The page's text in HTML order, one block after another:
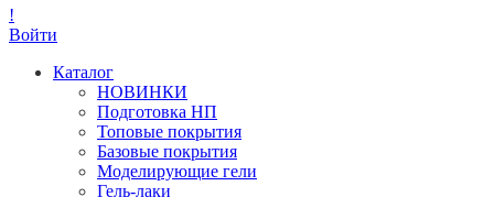
!
Войти
Каталог
НОВИНКИ
Подготовка НП
Топовые покрытия
Базовые покрытия
Моделирующие гели
Гель-лаки